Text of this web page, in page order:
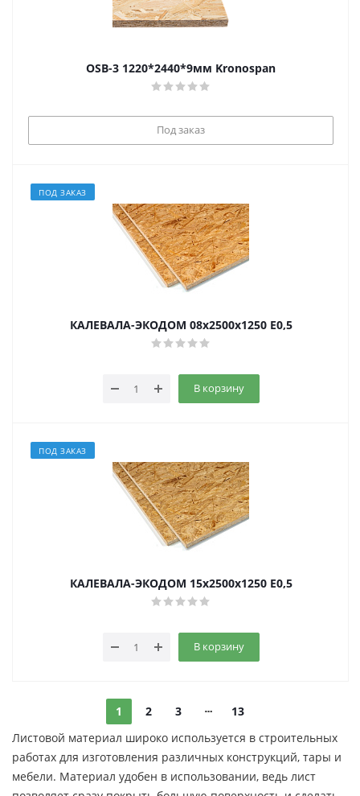
OSB-3 1220*2440*9мм Kronospan
Под заказ
ПОД ЗАКАЗ
КАЛЕВАЛА-ЭКОДОМ 08х2500х1250 E0,5
В корзину
ПОД ЗАКАЗ
КАЛЕВАЛА-ЭКОДОМ 15х2500х1250 E0,5
В корзину
1 2 3
13
Листовой материал широко используется в строительных
работах для изготовления различных конструкций, тары и
мебели. Материал удобен в использовании, ведь лист